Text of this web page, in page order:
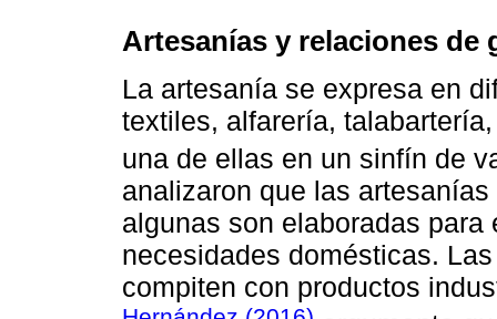
Artesanías y relaciones de
La artesanía se expresa en
textiles, alfarería,
una de ellas en un sinfín de
analizaron que las
algunas son elaboradas
necesidades domésticas.
compiten con productos